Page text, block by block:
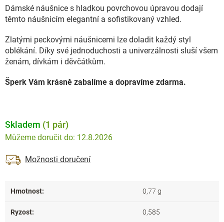
Dámské náušnice s hladkou povrchovou úpravou dodají
těmto náušnicím elegantní a sofistikovaný vzhled.
Zlatými peckovými náušnicemi lze doladit každý styl
oblékání. Díky své jednoduchosti a univerzálnosti sluší všem
ženám, dívkám i děvčátkům.
Šperk Vám krásně zabalíme a dopravíme zdarma.
Skladem (1 pár)
12.8.2026
Možnosti doručení
Hmotnost: 0,77 g
Ryzost: 0,585